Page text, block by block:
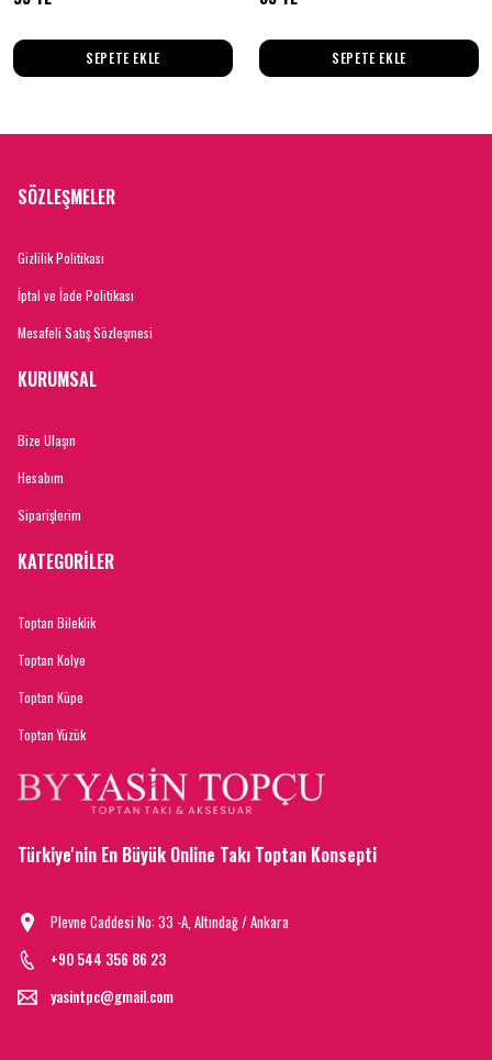
SEPETE EKLE SEPETE EKLE
SÖZLEŞMELER
Gizlilik Politikası
İptal ve İade Politikası
Mesafeli Satış Sözleşmesi
KURUMSAL
Bize Ulaşın
Hesabım
Siparişlerim
KATEGORİLER
Toptan Bileklik
Toptan Kolye
Toptan Küpe
Toptan Yüzük
Türkiye'nin En Büyük Online Takı Toptan Konsepti
Plevne Caddesi No: 33 -A, Altındağ / Ankara
+90 544 356 86 23
yasintpc@gmail.com